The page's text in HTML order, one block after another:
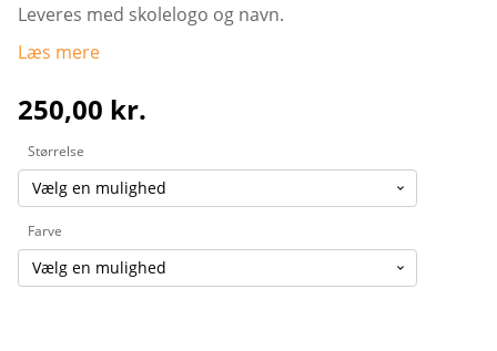
Leveres med skolelogo og navn.
Læs mere
250,00 kr.
Størrelse
Farve